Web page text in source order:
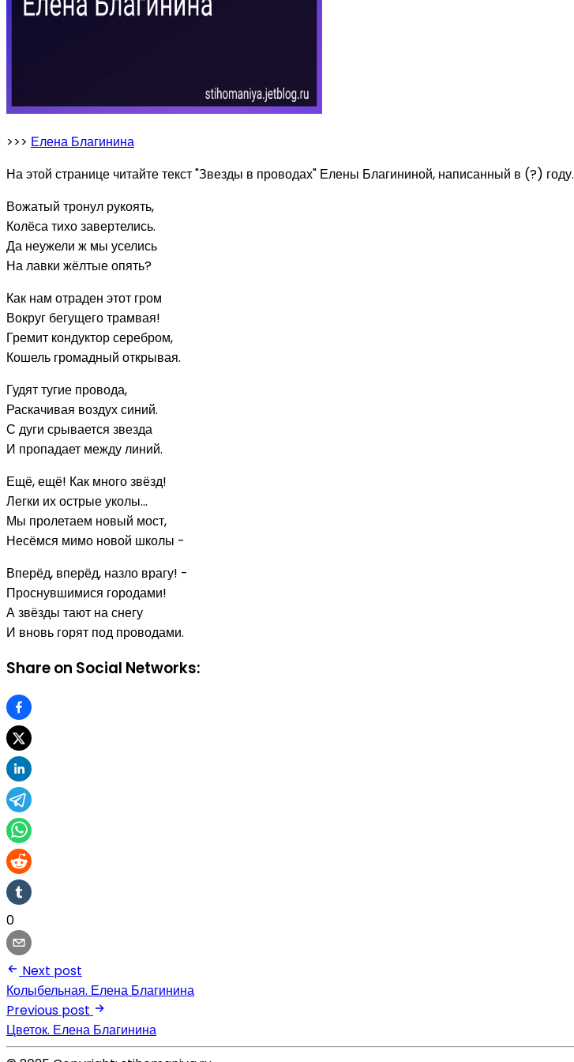
>>> Елена Благинина
На этой странице читайте текст "Звезды в проводах" Елены Благининой, написанный в (?) году.
Вожатый тронул рукоять,
Колёса тихо завертелись.
Да неужели ж мы уселись
На лавки жёлтые опять?
Как нам отраден этот гром
Вокруг бегущего трамвая!
Гремит кондуктор серебром,
Кошель громадный открывая.
Гудят тугие провода,
Раскачивая воздух синий.
С дуги срывается звезда
И пропадает между линий.
Ещё, ещё! Как много звёзд!
Легки их острые уколы...
Мы пролетаем новый мост,
Несёмся мимо новой школы -
Вперёд, вперёд, назло врагу! -
Проснувшимися городами!
А звёзды тают на снегу
И вновь горят под проводами.
Share on Social Networks:
0
Next post
Колыбельная. Елена Благинина
Previous post
Цветок. Елена Благинина